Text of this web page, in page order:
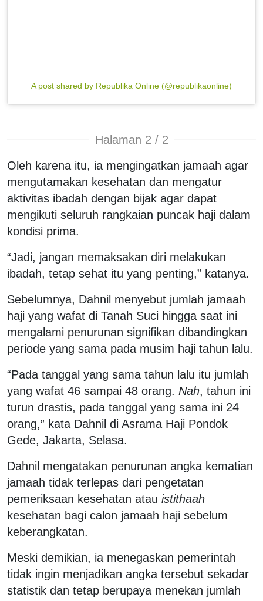
A post shared by Republika Online (@republikaonline)
Halaman 2 / 2
Oleh karena itu, ia mengingatkan jamaah agar
mengutamakan kesehatan dan mengatur
aktivitas ibadah dengan bijak agar dapat
mengikuti seluruh rangkaian puncak haji dalam
kondisi prima.
“Jadi, jangan memaksakan diri melakukan
ibadah, tetap sehat itu yang penting,” katanya.
Sebelumnya, Dahnil menyebut jumlah jamaah
haji yang wafat di Tanah Suci hingga saat ini
mengalami penurunan signifikan dibandingkan
periode yang sama pada musim haji tahun lalu.
“Pada tanggal yang sama tahun lalu itu jumlah
yang wafat 46 sampai 48 orang. Nah, tahun ini
turun drastis, pada tanggal yang sama ini 24
orang,” kata Dahnil di Asrama Haji Pondok
Gede, Jakarta, Selasa.
Dahnil mengatakan penurunan angka kematian
jamaah tidak terlepas dari pengetatan
pemeriksaan kesehatan atau istithaah
kesehatan bagi calon jamaah haji sebelum
keberangkatan.
Meski demikian, ia menegaskan pemerintah
tidak ingin menjadikan angka tersebut sekadar
statistik dan tetap berupaya menekan jumlah